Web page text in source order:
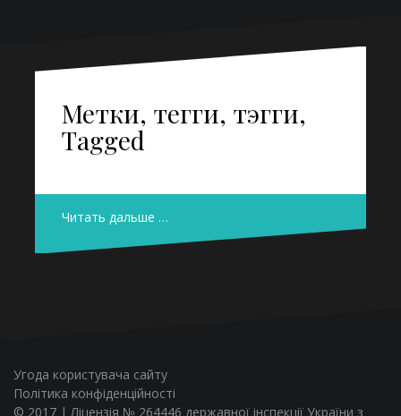
Метки, тегги, тэгги,
Tagged
Читать дальше …
Угода користувача сайту
Політика конфіденційності
© 2017 | Ліцензія № 264446 державної інспекції України з